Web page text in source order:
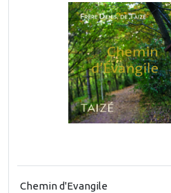
Chemin d'Evangile